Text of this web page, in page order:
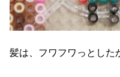
髪は、フワフワっとした